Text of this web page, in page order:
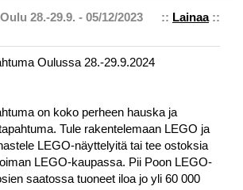
:: Lainaa::
28.-29.9. - 05/12/2023
Oulussa 28.-29.9.2024
on koko perheen hauska ja
Tule rakentelemaan LEGO ja
LEGO-näyttelyitä tai tee ostoksia
LEGO-kaupassa. Pii Poon LEGO-
saatossa tuoneet iloa jo yli 60 000